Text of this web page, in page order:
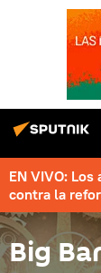
EN VIVO:
contra la
Big